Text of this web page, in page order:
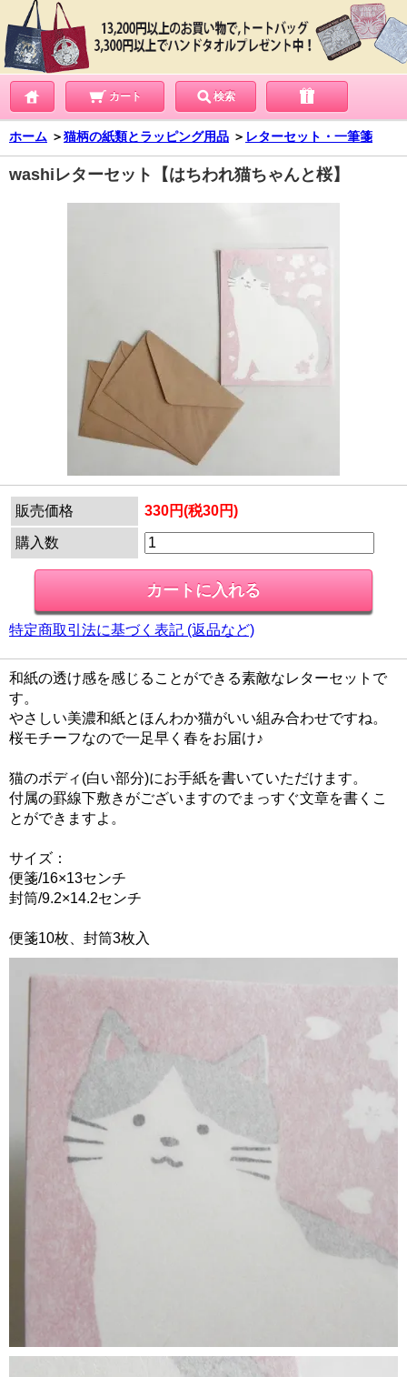
カート 検索
ホーム ＞猫柄の紙類とラッピング用品 ＞ レターセット・一筆箋
washiレターセット【はちわれ猫ちゃんと桜】
販売価格 330円(税30円)
購入数
特定商取引法に基づく表記 (返品など)
和紙の透け感を感じることができる素敵なレターセットで
す。
やさしい美濃和紙とほんわか猫がいい組み合わせですね。
桜モチーフなので一足早く春をお届け♪
猫のボディ(白い部分)にお手紙を書いていただけます。
付属の罫線下敷きがございますのでまっすぐ文章を書くこ
とができますよ。
サイズ：
便箋/16×13センチ
封筒/9.2×14.2センチ
便箋10枚、封筒3枚入